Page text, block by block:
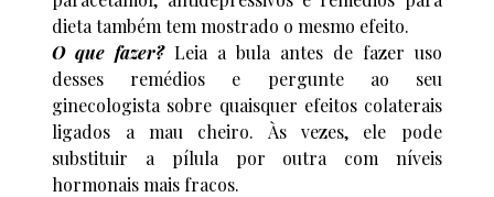
dieta também tem mostrado o mesmo efeito.
O que fazer?Leia a bula antes de fazer uso
desses remédios e pergunte ao seu
ginecologista sobre quaisquer efeitos colaterais
ligados a mau cheiro. Às vezes, ele pode
substituir a pílula por outra com níveis
hormonais mais fracos.